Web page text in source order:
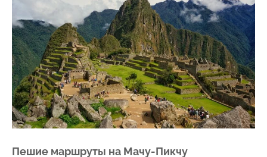
Пешие маршруты на Мачу-Пикчу